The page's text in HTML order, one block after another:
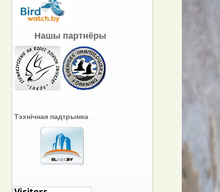
Нашы партнёры
Тэхнічная падтрымка